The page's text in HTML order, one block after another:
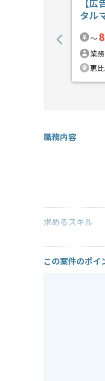
【
タル
〜
業
恵
職務内容
求めるスキル
この案件のポイ